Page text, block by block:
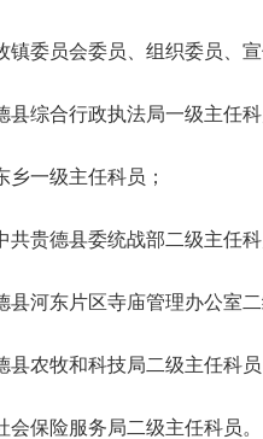
镇委员会委员、组织委员、宣
县综合行政执法局一级主任科
一级主任科员；
共贵德县委统战部二级主任科
县河东片区寺庙管理办公室二
县农牧和科技局二级主任科员
保险服务局二级主任科员。